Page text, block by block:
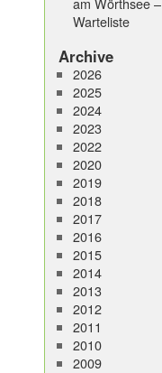
Warteliste
Archive
2026
2025
2024
2023
2022
2020
2019
2018
2017
2016
2015
2014
2013
2012
2011
2010
2009